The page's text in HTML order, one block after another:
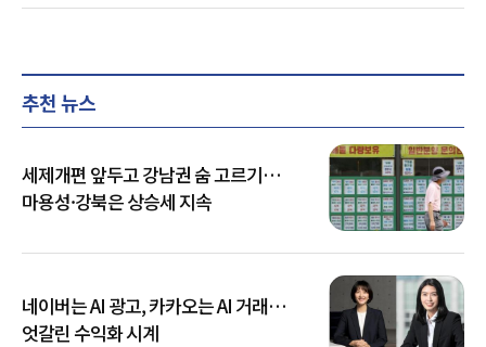
추천 뉴스
세제개편 앞두고 강남권 숨 고르기…
마용성·강북은 상승세 지속
네이버는 AI 광고, 카카오는 AI 거래…
엇갈린 수익화 시계